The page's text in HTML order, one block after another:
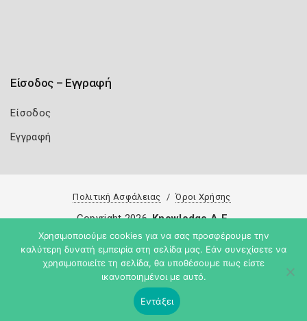
Είσοδος – Εγγραφή
Είσοδος
Εγγραφή
Πολιτική Ασφάλειας Όροι Χρήσης
Copyright 2026 Knowledge A.E.
Χρησιμοποιούμε cookies για να σας προσφέρουμε την
καλύτερη δυνατή εμπειρία στη σελίδα μας. Εάν συνεχίσετε να
χρησιμοποιείτε τη σελίδα, θα υποθέσουμε πως είστε
ικανοποιημένοι με αυτό.
Εντάξει